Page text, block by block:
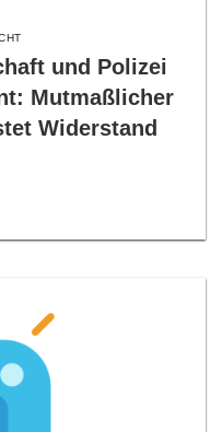
und Polizei
Mutmaßlicher
Widerstand